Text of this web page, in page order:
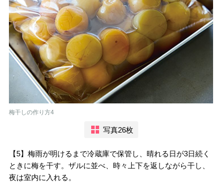
梅干しの作り方4
写真26枚
【5】梅雨が明けるまで冷蔵庫で保管し、晴れる日が3日続く
ときに梅を干す。ザルに並べ、時々上下を返しながら干し、
夜は室内に入れる。